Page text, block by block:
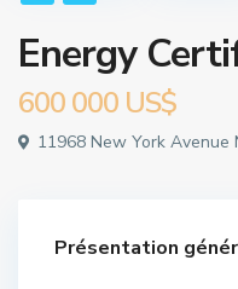
Energy
600 000 US$
11968 New York
Présentation